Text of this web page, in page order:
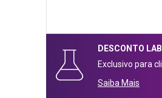
DESCONTO
Exclusivo para
Saiba Mais